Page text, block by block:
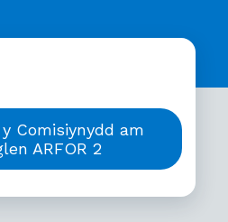
Comisiynydd am
ARFOR 2